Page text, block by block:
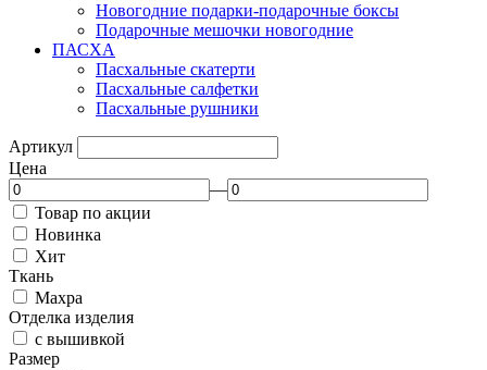
Новогодние подарки-подарочные боксы
Подарочные мешочки новогодние
ПАСХА
Пасхальные скатерти
Пасхальные салфетки
Пасхальные рушники
Артикул
Цена
—
Товар по акции
Новинка
Хит
Ткань
Махра
Отделка изделия
с вышивкой
Размер